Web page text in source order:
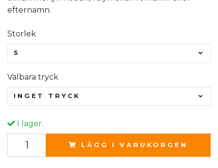
efternamn.
Storlek
S
Valbara tryck
INGET TRYCK
I lager.
LÄGG I VARUKORGEN